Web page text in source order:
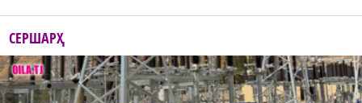
СЕРШАРҲ